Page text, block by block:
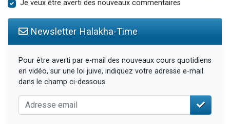
Je veux être averti des nouveaux commentaires
Newsletter Halakha-Time
Pour être averti par e-mail des nouveaux cours quotidiens
en vidéo, sur une loi juive, indiquez votre adresse e-mail
dans le champ ci-dessous.